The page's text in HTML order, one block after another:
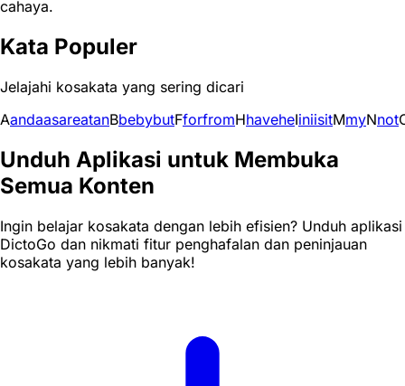
cahaya.
Kata Populer
Jelajahi kosakata yang sering dicari
AandaasareatanBbebybutFforfromHhaveheIiniisitMmyNnot
Unduh Aplikasi untuk Membuka
Semua Konten
Ingin belajar kosakata dengan lebih efisien? Unduh aplikasi
DictoGo dan nikmati fitur penghafalan dan peninjauan
kosakata yang lebih banyak!